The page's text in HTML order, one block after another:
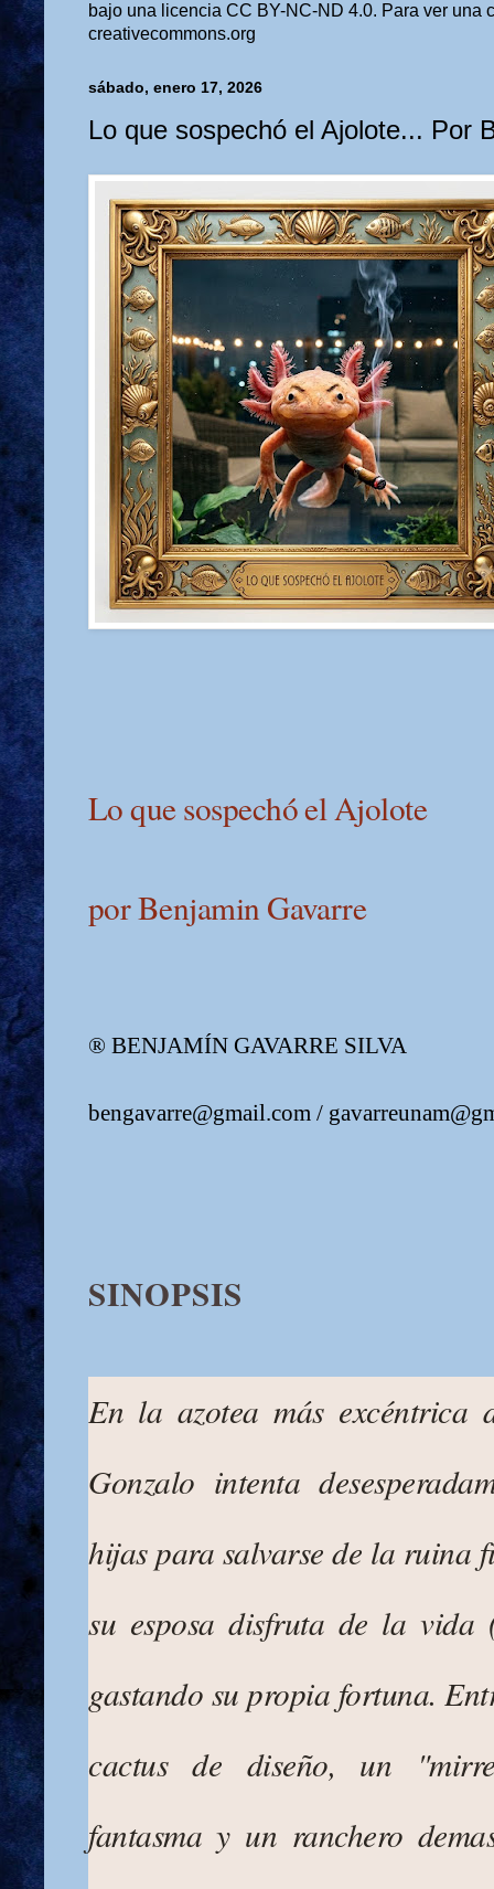
bajo una licencia CC BY-NC-ND 4.0. Para ver una
creativecommons.org
sábado, enero 17, 2026
Lo que sospechó el Ajolote... Por
Lo que sospechó el Ajolote
por Benjamin Gavarre
® BENJAMÍN GAVARRE SILVA
bengavarre@gmail.com /
SINOPSIS
En la azotea más excéntrica
Gonzalo intenta
hijas para salvarse de la ruina
su esposa disfruta de la vida
gastando su propia fortuna.
cactus de diseño, un
fantasma y un ranchero